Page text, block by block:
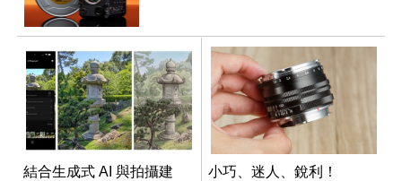
結合生成式 AI 與拍攝建
小巧、迷人、銳利！